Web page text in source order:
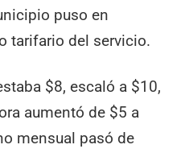
puso en
tarifario del servicio.
$8, escaló a $10,
aumentó de $5 a
mensual pasó de